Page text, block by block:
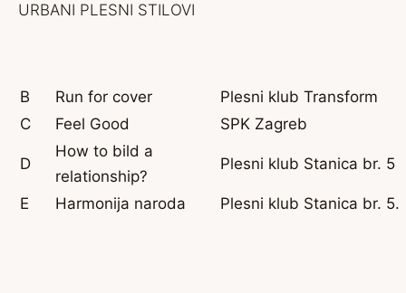
URBANI PLESNI STILOVI
B Run for cover
Plesni klub Transform
C
Feel Good SPK Zagreb
D
How to bild a
relationship?
Plesni klub Stanica br. 5
E Harmonija naroda Plesni klub Stanica br. 5.